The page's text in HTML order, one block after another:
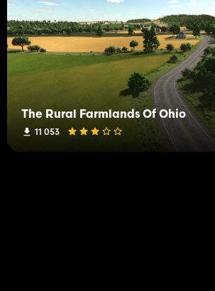
The Rural Farmlands Of Ohio
11 053